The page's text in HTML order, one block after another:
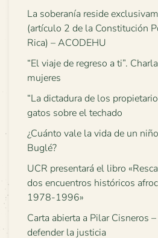
La soberanía reside
(artículo 2 de la Constitución
Rica) – ACODEHU
“El viaje de regreso a ti”.
mujeres
“La dictadura de los
gatos sobre el techado
¿Cuánto vale la vida de un
Buglé?
UCR presentará el libro
dos encuentros históricos
1978-1996»
Carta abierta a Pilar Cisneros
defender la justicia